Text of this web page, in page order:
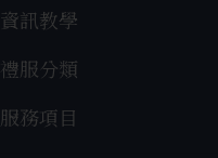
資訊教學
禮服分類
服務項目